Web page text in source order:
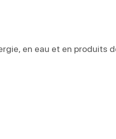
en eau et en produits